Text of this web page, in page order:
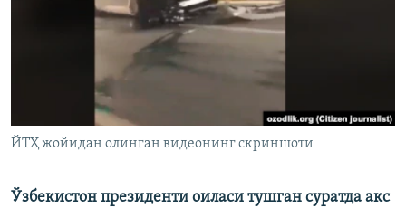
ЙТҲ жойидан олинган видеонинг скриншоти
Ўзбекистон президенти оиласи тушган суратда акс